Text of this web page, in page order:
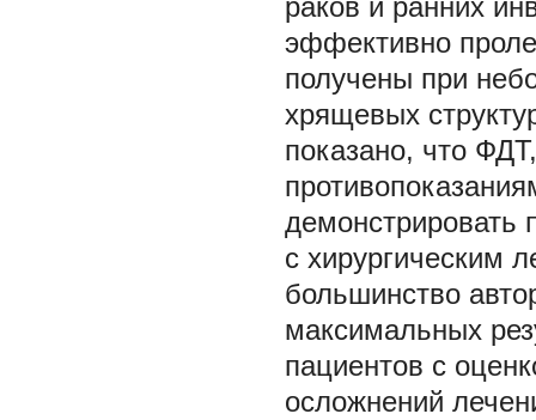
раков и ранних
эффективно
получены при
хрящевых
показано, что
демонстрировать
с хирургическим
большинство
максимальных
пациентов с
осложнений